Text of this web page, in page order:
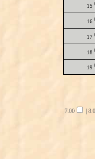
15
16
17
18
19
7.00